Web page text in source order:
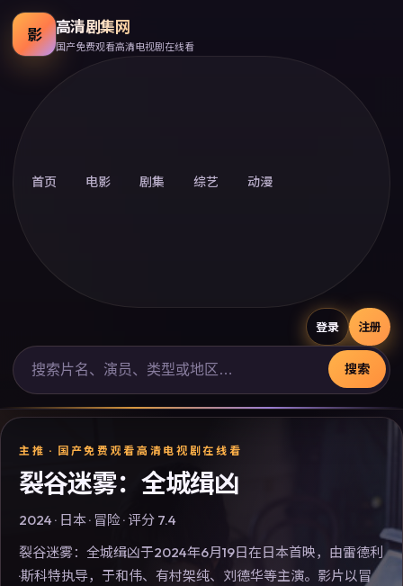
影 高清剧集网
国产免费观看高清电视剧在线看
首页 电影 剧集 综艺 动漫
登录 注册
搜索
主推 · 国产免费观看高清电视剧在线看
裂谷迷雾：全城缉凶
2024· 日本· 冒险· 评分 7.4
裂谷迷雾：全城缉凶于2024年6月19日在日本首映，由雷德利
·斯科特执导，于和伟、有村架纯、刘德华等主演。影片以冒